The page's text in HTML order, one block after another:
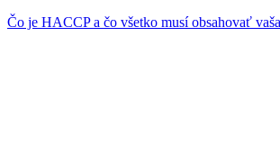
Čo je HACCP a čo všetko musí obsahovať